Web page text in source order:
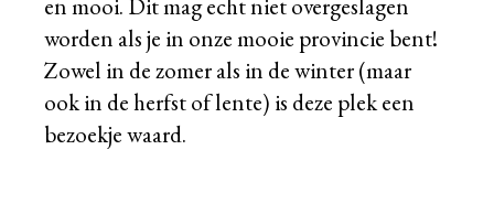
worden als je in onze mooie provincie bent!
Zowel in de zomer als in de winter (maar
ook in de herfst of lente) is deze plek een
bezoekje waard.